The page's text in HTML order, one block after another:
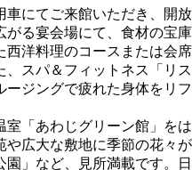
車にてご来館いただき、開放
がる宴会場にて、食材の宝庫
西洋料理のコースまたは会席
スパ＆フィットネス「リス
ージングで疲れた身体をリフ
室「あわじグリーン館」をは
や広大な敷地に季節の花々が
」など、見所満載です。日